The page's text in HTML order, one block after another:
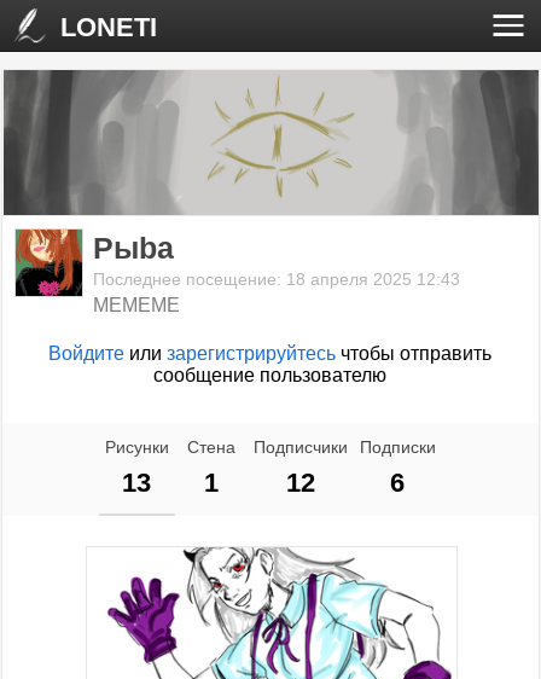
LONETI
Pыba
Последнее посещение: 18 апреля 2025 12:43
МЕМЕМЕ
Войдите илизарегистрируйтесь чтобы отправить
сообщение пользователю
Рисунки
13
Стена
1
Подписчики
12
Подписки
6